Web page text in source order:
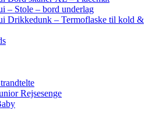
– Stole – bord underlag
Drikkedunk – Termoflaske til kold &
Rejsesenge